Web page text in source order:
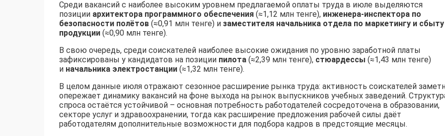
Среди вакансий с наиболее высоким уровнем предлагаемой оплаты труда в июле выделяются
позиции архитектора программного обеспечения (≈1,12 млн тенге), инженера-инспектора по
безопасности полётов (≈0,91 млн тенге) и заместителя начальника отдела по маркетингу и сбыту
продукции (≈0,90 млн тенге).
В свою очередь, среди соискателей наиболее высокие ожидания по уровню заработной платы
зафиксированы у кандидатов на позиции пилота (≈2,39 млн тенге), стюардессы (≈1,43 млн тенге)
и начальника электростанции (≈1,32 млн тенге).
В целом данные июля отражают сезонное расширение рынка труда: активность соискателей
опережает динамику вакансий на фоне выхода на рынок выпускников учебных заведений.
спроса остаётся устойчивой – основная потребность работодателей сосредоточена в образовании,
секторе услуг и здравоохранении, тогда как расширение предложения рабочей силы даёт
работодателям дополнительные возможности для подбора кадров в предстоящие месяцы.